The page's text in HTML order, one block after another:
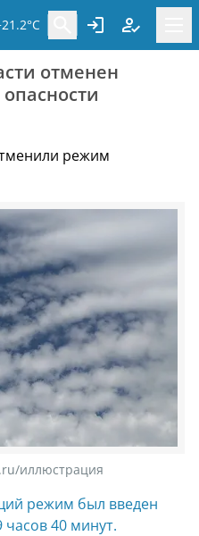
отменен
режим
иллюстрация
режим был введен
часов 40 минут.